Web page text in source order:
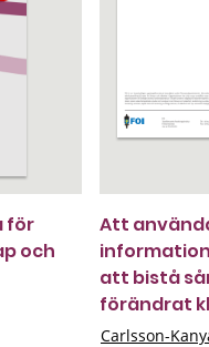
för
och
Att
att bistå
förändrat
Carlsson-